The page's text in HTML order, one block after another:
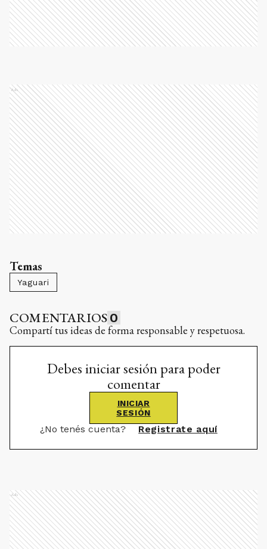
Ads
Temas
Yaguari
COMENTARIOS 0
Compartí tus ideas de forma responsable y respetuosa.
Debes iniciar sesión para poder
comentar
INICIAR
SESIÓN
¿No tenés cuenta? Registrate aquí
Ads